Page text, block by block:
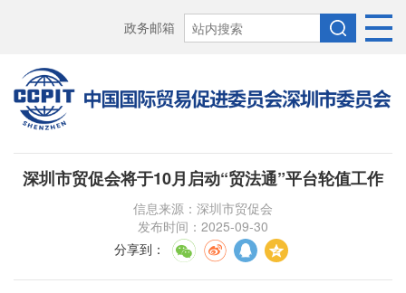
政务邮箱
深圳市贸促会将于10月启动“贸法通”平台轮值工作
信息来源：深圳市贸促会
发布时间：2025-09-30
分享到 ：